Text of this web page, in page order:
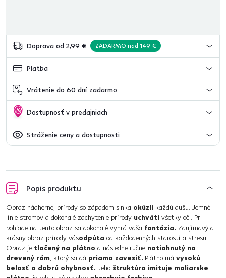
Doprava od 2,99 € ZADARMO nad 149 €
Platba
Vrátenie do 60 dní zadarmo
Dostupnosť v predajniach
Stráženie ceny a dostupnosti
Popis produktu
Obraz nádhernej prírody so západom slnka okúzli každú dušu. Jemné
línie stromov a dokonalé zachytenie prírody uchváti všetky oči. Pri
pohľade na tento obraz sa dokonalé vyhrá vaša fantázia. Zaujímavý a
krásny obraz prírody vásodpúta od každodenných starostí a stresu.
Obraz je tlačený na plátno a následne ručne natiahnutý na
drevený rám, ktorý sa dá priamo zavesiť. Plátno má vysokú
belosť a dobrú ohybnosť. Jeho štruktúra imituje maliarske